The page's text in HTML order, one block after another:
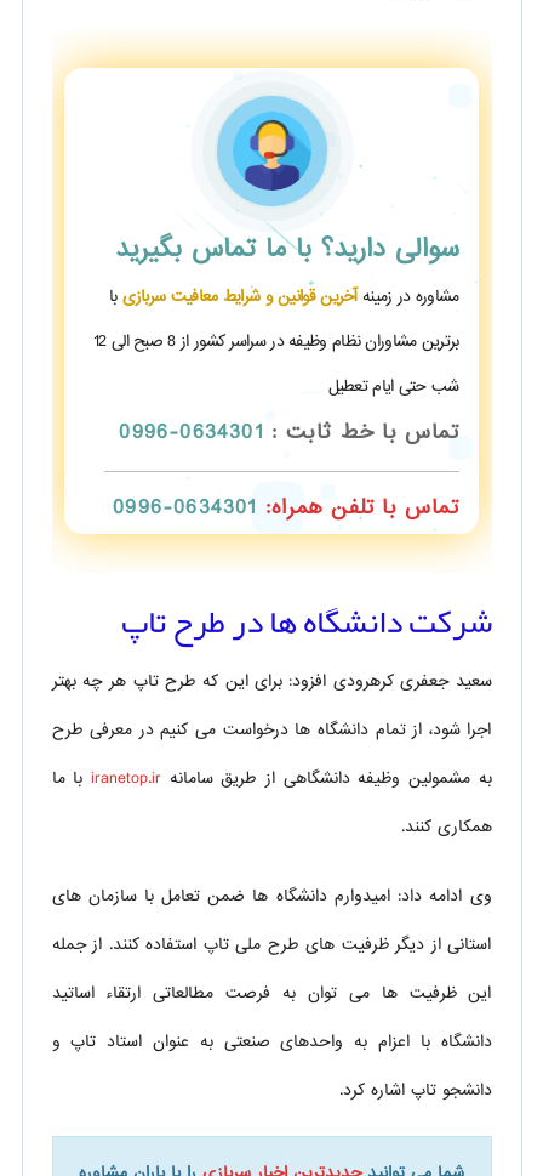
سوالی دارید؟ با ما تماس بگیرید
مشاوره در زمینهآخرین قوانین و شرایط معافیت سربازیبا
برترین مشاوران نظام وظیفه در سراسر کشور از 8 صبح الی 12
شب حتی ایام تعطیل
تماس با خط ثابت : 0634301-0996
تماس با تلفن همراه: 0634301-0996
شرکت دانشگاه ها در طرح تاپ
سعید جعفری کرهرودی افزود: برای این که طرح تاپ هر چه بهتر
اجرا شود، از تمام دانشگاه ها درخواست می کنیم در معرفی طرح
به مشمولین وظیفه دانشگاهی از طریق سامانه iranetop.ir با ما
همکاری کنند.
وی ادامه داد: امیدوارم دانشگاه ها ضمن تعامل با سازمان های
استانی از دیگر ظرفیت های طرح ملی تاپ استفاده کنند. از جمله
این ظرفیت ها می توان به فرصت مطالعاتی ارتقاء اساتید
دانشگاه با اعزام به واحدهای صنعتی به عنوان استاد تاپ و
دانشجو تاپ اشاره کرد.